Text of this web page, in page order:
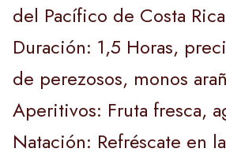
del Pacífico de Costa
Duración: 1,5 Horas,
de perezosos, monos
Aperitivos: Fruta fresca,
Natación: Refréscate en